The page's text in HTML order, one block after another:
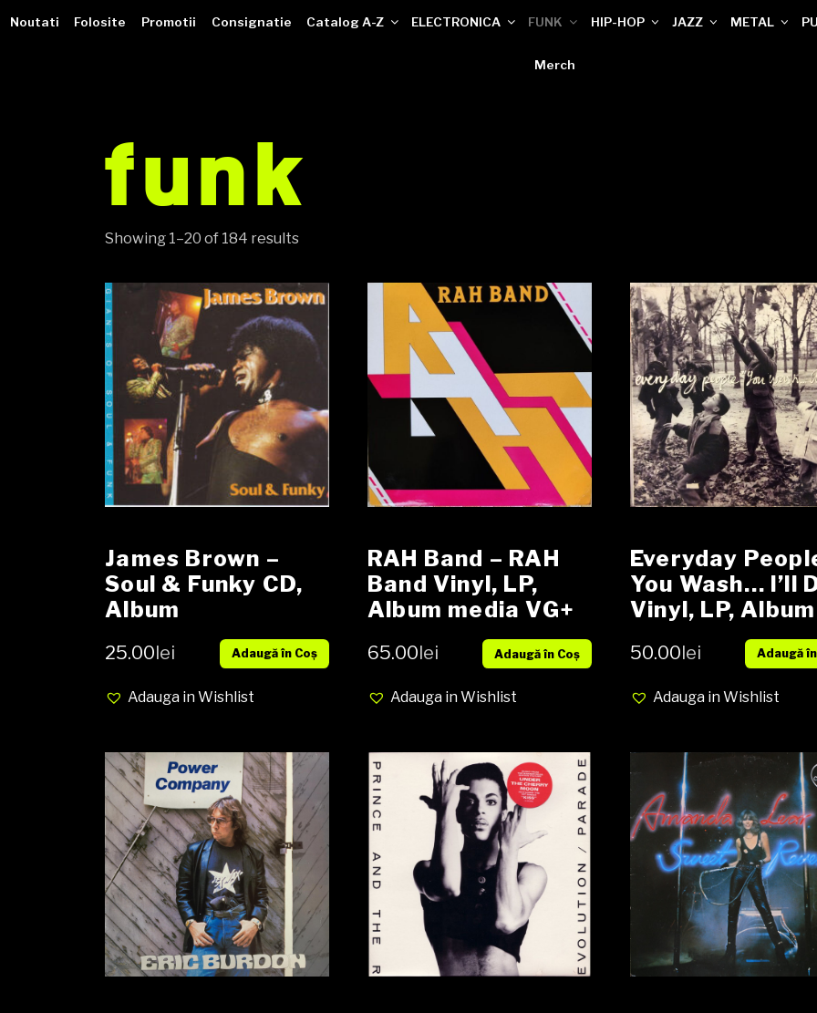
VINILOTECA
Noutati Folosite Promotii Consignatie Catalog A-Z ELECTRONICA FUNK HIP-HOP JAZZ METAL
Merch
funk
Showing 1–20 of 184 results
James Brown –
Soul & Funky CD,
Album
25.00lei Adaugă în Coș
Adauga in Wishlist
RAH Band – RAH
Band Vinyl, LP,
Album media VG+
65.00lei Adaugă în Coș
Adauga in Wishlist
Everyday
You Wash… I’ll
Vinyl, LP, Album
media NM
VG+
50.00lei Adaugă
Adauga in Wishlist